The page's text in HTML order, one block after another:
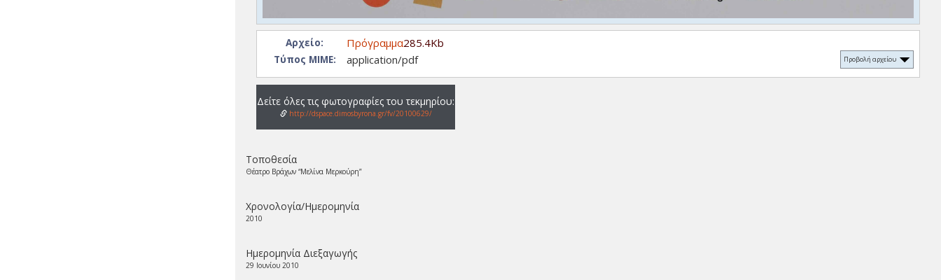
Αρχείο: Πρόγραμμα285.4Kb
Προβολή αρχείου
Τύπος ΜΙΜΕ: application/pdf
Δείτε όλες τις φωτογραφίες του τεκμηρίου:
http://dspace.dimosbyrona.gr/fv/20100629/
Τοποθεσία
Θέατρο Βράχων “Μελίνα Μερκούρη”
Χρονολογία/Ημερομηνία
2010
Ημερομηνία Διεξαγωγής
29 Ιουνίου 2010